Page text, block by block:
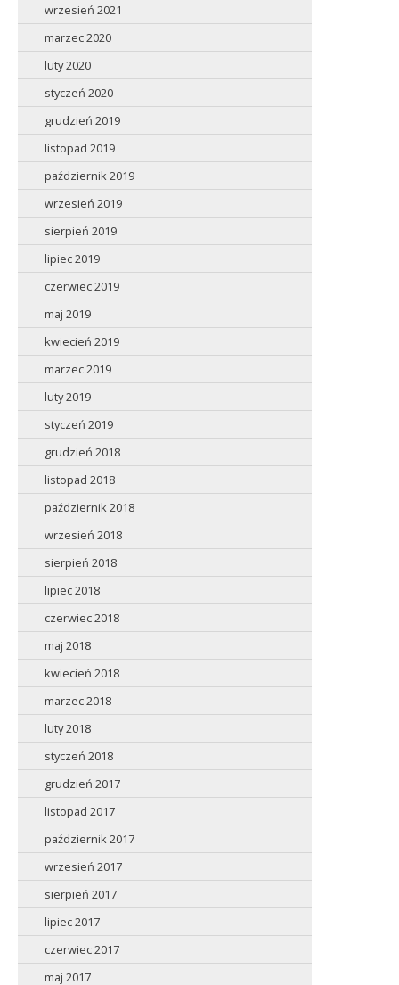
wrzesień 2021
marzec 2020
luty 2020
styczeń 2020
grudzień 2019
listopad 2019
październik 2019
wrzesień 2019
sierpień 2019
lipiec 2019
czerwiec 2019
maj 2019
kwiecień 2019
marzec 2019
luty 2019
styczeń 2019
grudzień 2018
listopad 2018
październik 2018
wrzesień 2018
sierpień 2018
lipiec 2018
czerwiec 2018
maj 2018
kwiecień 2018
marzec 2018
luty 2018
styczeń 2018
grudzień 2017
listopad 2017
październik 2017
wrzesień 2017
sierpień 2017
lipiec 2017
czerwiec 2017
maj 2017